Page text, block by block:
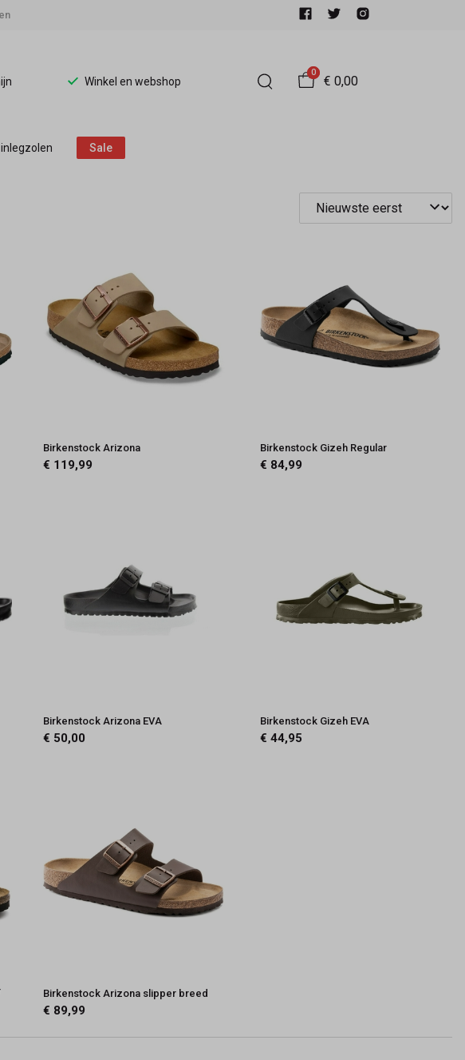
Winkel en webshop
0
€ 0,00
Sale
Birkenstock Arizona
€ 119,99
Birkenstock Gizeh Regular
€ 84,99
Birkenstock Arizona EVA
€ 50,00
Birkenstock Gizeh EVA
€ 44,95
Birkenstock Arizona slipper breed
€ 89,99